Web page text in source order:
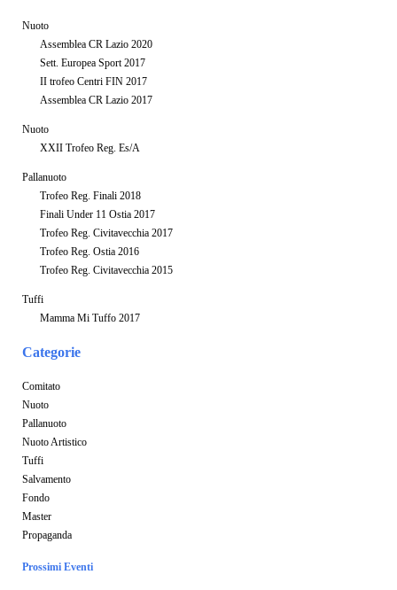
Nuoto
Assemblea CR Lazio 2020
Sett. Europea Sport 2017
II trofeo Centri FIN 2017
Assemblea CR Lazio 2017
Nuoto
XXII Trofeo Reg. Es/A
Pallanuoto
Trofeo Reg. Finali 2018
Finali Under 11 Ostia 2017
Trofeo Reg. Civitavecchia 2017
Trofeo Reg. Ostia 2016
Trofeo Reg. Civitavecchia 2015
Tuffi
Mamma Mi Tuffo 2017
Categorie
Comitato
Nuoto
Pallanuoto
Nuoto Artistico
Tuffi
Salvamento
Fondo
Master
Propaganda
Prossimi Eventi